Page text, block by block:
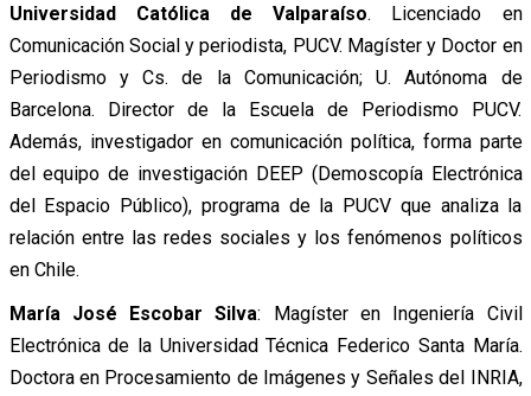
Universidad Católica de Valparaíso. Licenciado en
Comunicación Social y periodista, PUCV. Magíster y Doctor en
Periodismo y Cs. de la Comunicación; U. Autónoma de
Barcelona. Director de la Escuela de Periodismo PUCV.
Además, investigador en comunicación política, forma parte
del equipo de investigación DEEP (Demoscopía Electrónica
del Espacio Público), programa de la PUCV que analiza la
relación entre las redes sociales y los fenómenos políticos
en Chile.
María José Escobar Silva: Magíster en Ingeniería Civil
Electrónica de la Universidad Técnica Federico Santa María.
Doctora en Procesamiento de Imágenes y Señales del INRIA,